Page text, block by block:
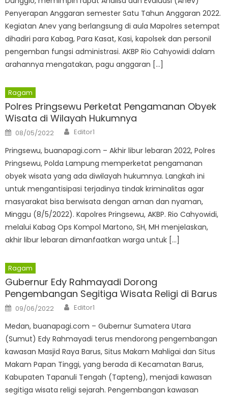
Penyerapan Anggaran semester Satu Tahun Anggaran 2022.
Kegiatan Anev yang berlangsung di aula Mapolres setempat
dihadiri para Kabag, Para Kasat, Kasi, kapolsek dan personil
pengemban fungsi administrasi. AKBP Rio Cahyowidi dalam
arahannya mengatakan, pagu anggaran […]
Ragam
Polres Pringsewu Perketat Pengamanan Obyek
Wisata di Wilayah Hukumnya
Posted
on
08/05/2022 Author
Editor1
Pringsewu, buanapagi.com – Akhir libur lebaran 2022, Polres
Pringsewu, Polda Lampung memperketat pengamanan
obyek wisata yang ada diwilayah hukumnya. Langkah ini
untuk mengantisipasi terjadinya tindak kriminalitas agar
masyarakat bisa berwisata dengan aman dan nyaman,
Minggu (8/5/2022). Kapolres Pringsewu, AKBP. Rio Cahyowidi,
melalui Kabag Ops Kompol Martono, SH, MH menjelaskan,
akhir libur lebaran dimanfaatkan warga untuk […]
Ragam
Gubernur Edy Rahmayadi Dorong
Pengembangan Segitiga Wisata Religi di Barus
Posted
on
09/06/2022 Author
Editor1
Medan, buanapagi.com – Gubernur Sumatera Utara
(Sumut) Edy Rahmayadi terus mendorong pengembangan
kawasan Masjid Raya Barus, Situs Makam Mahligai dan Situs
Makam Papan Tinggi, yang berada di Kecamatan Barus,
Kabupaten Tapanuli Tengah (Tapteng), menjadi kawasan
segitiga wisata religi sejarah. Pengembangan kawasan